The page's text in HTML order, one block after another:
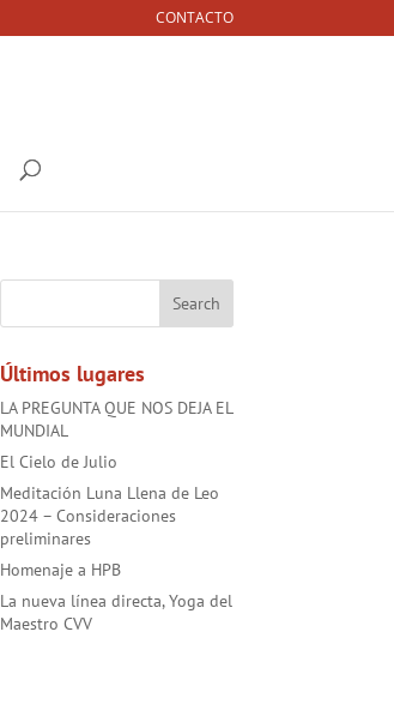
CONTACTO
Últimos lugares
LA PREGUNTA QUE NOS DEJA EL
MUNDIAL
El Cielo de Julio
Meditación Luna Llena de Leo
2024 – Consideraciones
preliminares
Homenaje a HPB
La nueva línea directa, Yoga del
Maestro CVV